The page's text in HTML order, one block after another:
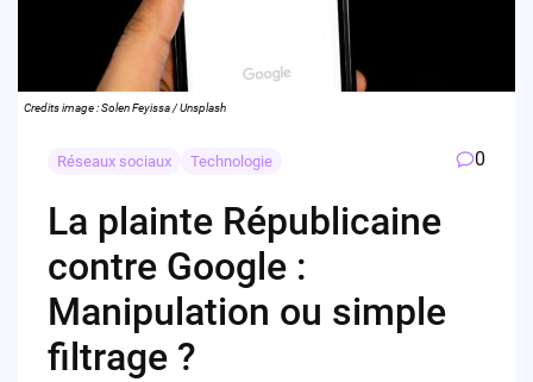
Credits image : Solen Feyissa / Unsplash
Réseaux sociaux Technologie 0
La plainte Républicaine
contre Google :
Manipulation ou simple
filtrage ?